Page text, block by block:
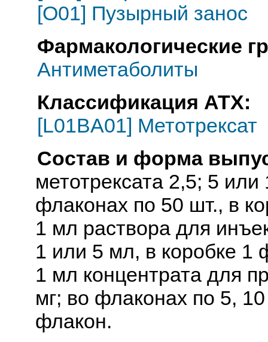
[O01] Пузырный занос
Фармакологические
Антиметаболиты
Классификация АТХ:
[L01BA01] Метотрексат
Состав и форма
метотрексата 2,5; 5
флаконах по 50 шт., в
1 мл раствора для
1 или 5 мл, в коробке 1
1 мл концентрата для
мг; во флаконах по 5,
флакон.